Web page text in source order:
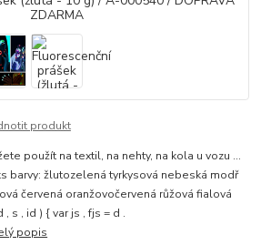
produkt
použít na textil, na nehty, na kola u vozu ...
barvy: žlutozelená tyrkysová nebeská modř
červená oranžovočervená růžová fialová
s , id ) { var js , fjs = d .
popis